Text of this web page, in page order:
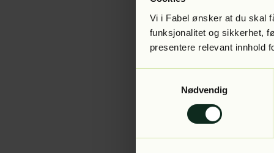
Vi i Fabel ønsker at du skal
funksjonalitet og sikkerhet,
presentere relevant innhold
Nødvendig
Application